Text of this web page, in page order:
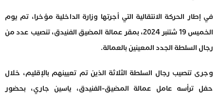
في إطار الحركة الانتقالية التي أجرتها وزارة الداخلية مؤخرا، تم يوم
الخميس 19 شتنبر 2024، بمقر عمالة المضيق الفنيدق، تنصيب عدد من
رجال السلطة الجدد المعينين بالعمالة.
وجرى تنصيب رجال السلطة الثلاثة الذين تم تعيينهم بالإقليم، خلال
حفل ترأسه عامل عمالة المضيق-الفنيدق، ياسين جاري، بحضور